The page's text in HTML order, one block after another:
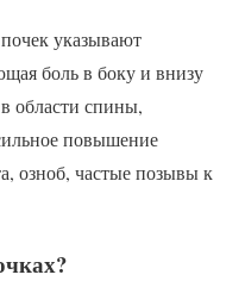
указывают
боль в боку и внизу
области спины,
повышение
озноб, частые позывы к